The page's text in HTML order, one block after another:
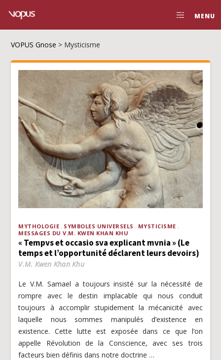
MENU
VOPUS Gnose > Mysticisme
MYTHOLOGIE SYMBOLES UNIVERSELS
MYSTICISME
MESSAGES DU V.M. KWEN KHAN KHU
« Tempvs et occasio sva explicant mvnia » (Le
temps et l’opportunité déclarent leurs devoirs)
V.M. Kwen Khan Khu
Le V.M. Samael a toujours insisté sur la nécessité de
rompre avec le destin implacable qui nous conduit
toujours à accomplir stupidement la mécanicité avec
laquelle nous sommes manipulés d’existence en
existence. Cette lutte est exposée dans ce que l’on
appelle Révolution de la Conscience, avec ses trois
facteurs bien définis dans notre doctrine …